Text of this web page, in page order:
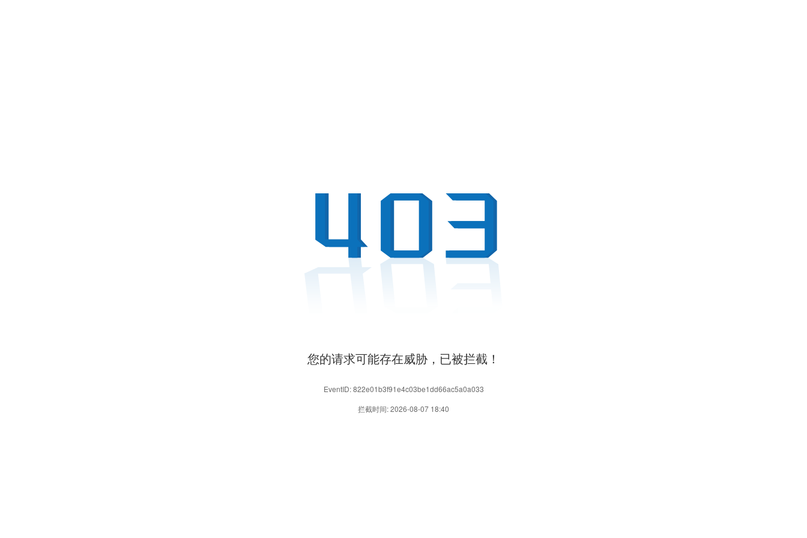
您的请求可能存在威胁，已被拦截！
EventID: 822e01b3f91e4c03be1dd66ac5a0a033
拦截时间: 2026-08-07 18:40